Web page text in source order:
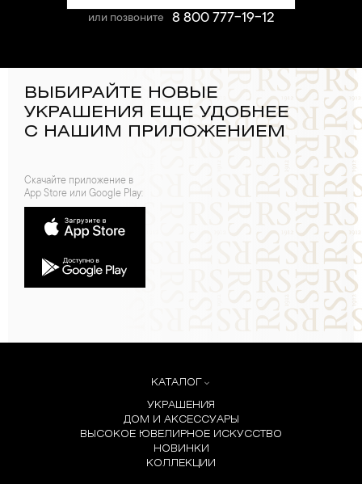
или позвоните 8 800 777-19-12
ВЫБИРАЙТЕ НОВЫЕ
УКРАШЕНИЯ ЕЩЕ УДОБНЕЕ
С НАШИМ ПРИЛОЖЕНИЕМ
Скачайте приложение в
App Store или Google Play:
КАТАЛОГ
УКРАШЕНИЯ
ДОМ И АКСЕССУАРЫ
ВЫСОКОЕ ЮВЕЛИРНОЕ ИСКУССТВО
НОВИНКИ
КОЛЛЕКЦИИ